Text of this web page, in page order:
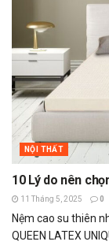
NỘI THẤT
10 Lý do nên
11 Tháng 5, 2025 0
Nệm cao su thiên
QUEEN LATEX